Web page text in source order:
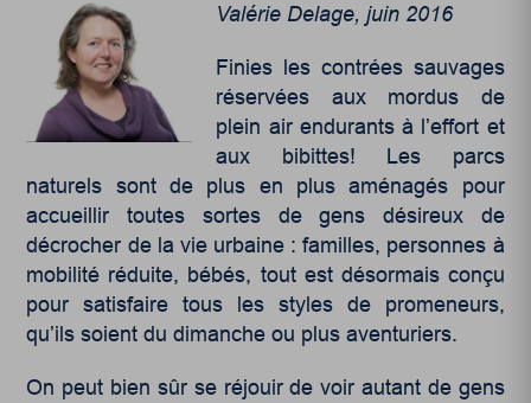
Valérie Delage, juin 2016
Finies les contrées sauvages
réservées aux mordus de
plein air endurants à l’effort et
aux bibittes! Les parcs
naturels sont de plus en plus aménagés pour
accueillir toutes sortes de gens désireux de
décrocher de la vie urbaine : familles, personnes à
mobilité réduite, bébés, tout est désormais conçu
pour satisfaire tous les styles de promeneurs,
qu’ils soient du dimanche ou plus aventuriers.
On peut bien sûr se réjouir de voir autant de gens